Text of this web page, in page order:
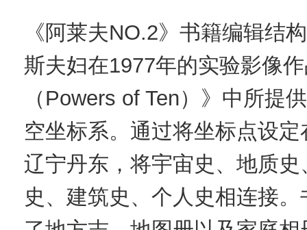
《阿莱夫NO.2》书籍编辑结
斯夫妇在1977年的实验影像
（Powers of Ten）》中所提
空坐标系。通过将坐标点设
辽宁丹东，将宇宙史、地质
史、建筑史、个人史相连接